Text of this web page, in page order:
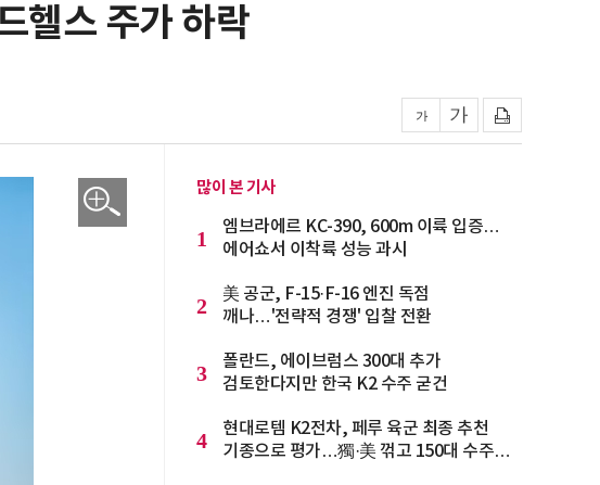
헬스 주가 하락
많이 본 기사
1
엠브라에르 KC-390, 600m 이륙 입증…
에어쇼서 이착륙 성능 과시
2
美 공군, F-15·F-16 엔진 독점
깨나…'전략적 경쟁' 입찰 전환
3
폴란드, 에이브럼스 300대 추가
검토한다지만 한국 K2 수주 굳건
4
현대로템 K2전차, 페루 육군 최종 추천
기종으로 평가…獨·美 꺾고 150대 수주